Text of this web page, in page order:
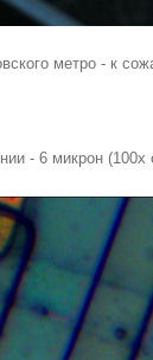
метро - к
- 6 микрон (100x